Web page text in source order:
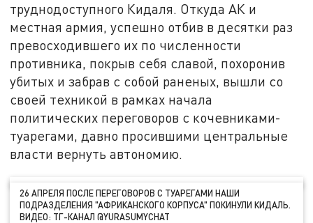
труднодоступного Кидаля. Откуда АК и
местная армия, успешно отбив в десятки раз
превосходившего их по численности
противника, покрыв себя славой, похоронив
убитых и забрав с собой раненых, вышли со
своей техникой в рамках начала
политических переговоров с кочевниками-
туарегами, давно просившими центральные
власти вернуть автономию.
26 АПРЕЛЯ ПОСЛЕ ПЕРЕГОВОРОВ С ТУАРЕГАМИ НАШИ
ПОДРАЗДЕЛЕНИЯ "АФРИКАНСКОГО КОРПУСА" ПОКИНУЛИ КИДАЛЬ.
ВИДЕО: ТГ-КАНАЛ @YURASUMYCHAT